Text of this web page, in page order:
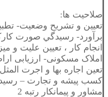
صلاحیت ها:
تعيين و تشريح وضعيت-
برآورد- رسيدگي صورت
انجام كار ، تعيين عليت و
املاک مسکونی- ارزیابی
تعین اجاره بها و اجرت
کسب پیشه و تجارت –
مشاور و پیمانکار رتبه 2